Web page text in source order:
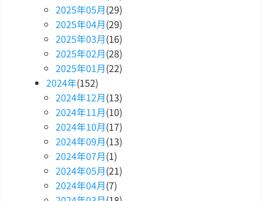
2025年05月(29)
2025年04月(29)
2025年03月(16)
2025年02月(28)
2025年01月(22)
2024年(152)
2024年12月(13)
2024年11月(10)
2024年10月(17)
2024年09月(13)
2024年07月(1)
2024年05月(21)
2024年04月(7)